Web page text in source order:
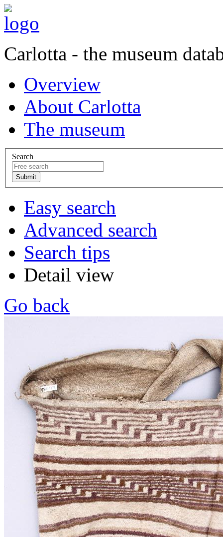
Carlotta - the museum
Overview
About Carlotta
The museum
Search
Easy search
Advanced search
Search tips
Detail view
Go back